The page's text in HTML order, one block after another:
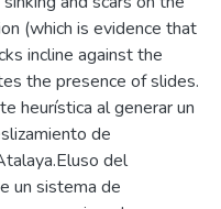
(which is evidence that
incline against the
the presence of slides.
heurística al generar un
de
del
un sistema de